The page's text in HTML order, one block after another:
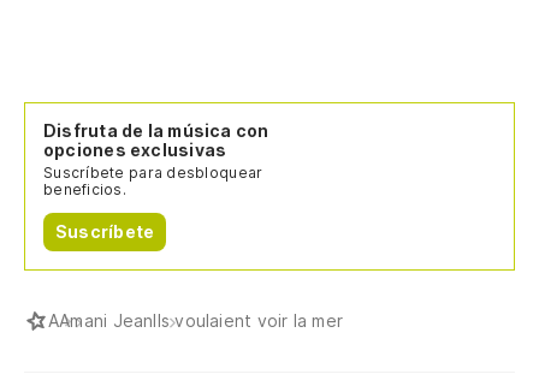
Disfruta de la música con
opciones exclusivas
Suscríbete para desbloquear
beneficios.
Suscríbete
AAmani JeanIls voulaient voir la mer